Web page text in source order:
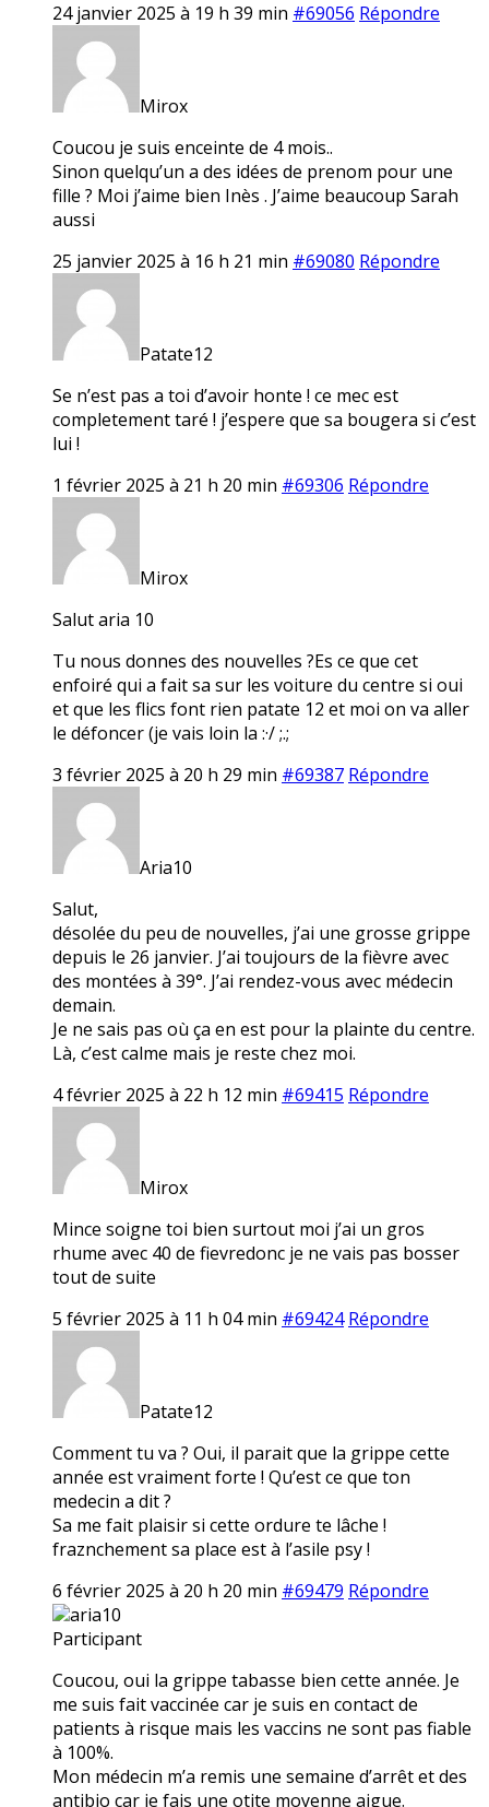
24 janvier 2025 à 19 h 39 min #69056 Répondre
Mirox
Coucou je suis enceinte de 4 mois..
Sinon quelqu’un a des idées de prenom pour une
fille ? Moi j’aime bien Inès . J’aime beaucoup Sarah
aussi
25 janvier 2025 à 16 h 21 min #69080 Répondre
Patate12
Se n’est pas a toi d’avoir honte ! ce mec est
completement taré ! j’espere que sa bougera si c’est
lui !
1 février 2025 à 21 h 20 min #69306 Répondre
Mirox
Salut aria 10
Tu nous donnes des nouvelles ?Es ce que cet
enfoiré qui a fait sa sur les voiture du centre si oui
et que les flics font rien patate 12 et moi on va aller
le défoncer (je vais loin la :·/ ;.;
3 février 2025 à 20 h 29 min #69387 Répondre
Aria10
Salut,
désolée du peu de nouvelles, j’ai une grosse grippe
depuis le 26 janvier. J’ai toujours de la fièvre avec
des montées à 39°. J’ai rendez-vous avec médecin
demain.
Je ne sais pas où ça en est pour la plainte du centre.
Là, c’est calme mais je reste chez moi.
4 février 2025 à 22 h 12 min #69415 Répondre
Mirox
Mince soigne toi bien surtout moi j’ai un gros
rhume avec 40 de fievredonc je ne vais pas bosser
tout de suite
5 février 2025 à 11 h 04 min #69424 Répondre
Patate12
Comment tu va ? Oui, il parait que la grippe cette
année est vraiment forte ! Qu’est ce que ton
medecin a dit ?
Sa me fait plaisir si cette ordure te lâche !
fraznchement sa place est à l’asile psy !
6 février 2025 à 20 h 20 min #69479 Répondre
aria10
Participant
Coucou, oui la grippe tabasse bien cette année. Je
me suis fait vaccinée car je suis en contact de
patients à risque mais les vaccins ne sont pas fiable
à 100%.
Mon médecin m’a remis une semaine d’arrêt et des
antibio car je fais une otite moyenne aigue.